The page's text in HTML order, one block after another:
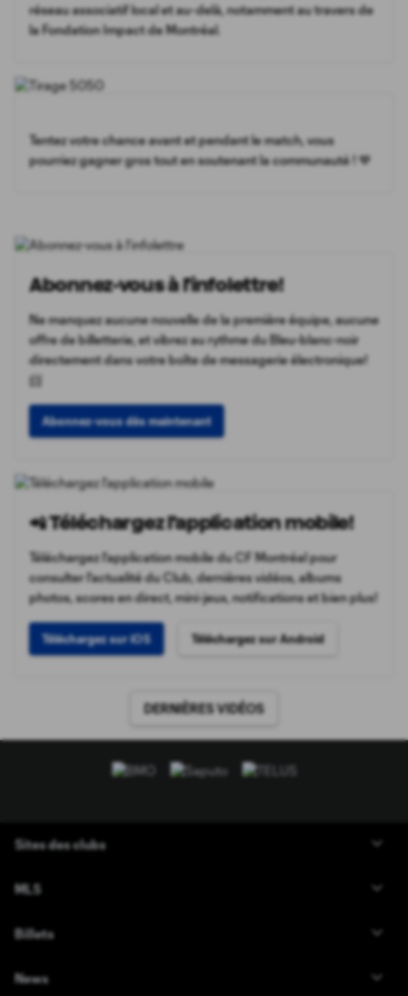
réseau associatif local et au-delà, notamment au travers de
la Fondation Impact de Montréal.
Tentez votre chance avant et pendant le match, vous
pourriez gagner gros tout en soutenant la communauté ! 💙
Abonnez-vous à l'infolettre!
Ne manquez aucune nouvelle de la première équipe, aucune
offre de billetterie, et vibrez au rythme du Bleu-blanc-noir
directement dans votre boîte de messagerie électronique!
📨
Abonnez-vous dès maintenant
📲 Téléchargez l'application mobile!
Téléchargez l'application mobile du CF Montréal pour
consulter l'actualité du Club, dernières vidéos, albums
photos, scores en direct, mini-jeux, notifications et bien plus!
Téléchargez sur iOS Téléchargez sur Android
DERNIÈRES VIDÉOS
Sites des clubs
MLS
Billets
News